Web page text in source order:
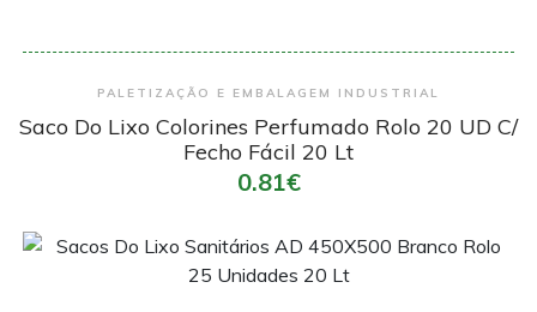
Encomendar
PALETIZAÇÃO E EMBALAGEM INDUSTRIAL
Saco Do Lixo Colorines Perfumado Rolo 20 UD C/
Fecho Fácil 20 Lt
0.81€